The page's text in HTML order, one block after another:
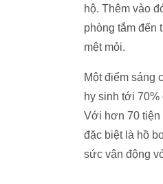
hộ. Thêm vào
phòng tắm đến
mệt mỏi.
Một điểm sáng
hy sinh tới
Với hơn 70 tiện
đặc biệt là hồ
sức vận động